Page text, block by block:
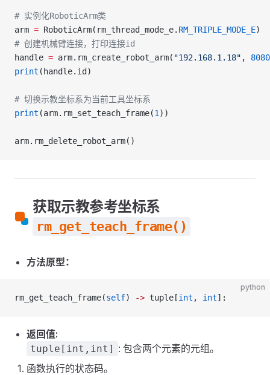
# 实例化RoboticArm类
arm = RoboticArm(rm_thread_mode_e. RM_TRIPLE_MODE_E)
# 创建机械臂连接，打印连接id
handle = arm.rm_create_robot_arm( "192.168.1.18" , 8080
print (handle.id)
# 切换示教坐标系为当前工具坐标系
print (arm.rm_set_teach_frame(1 ))
arm.rm_delete_robot_arm()
获取示教参考坐标系
rm_get_teach_frame()
方法原型：
python
rm_get_teach_frame(self) -> tuple[int , int]:
返回值:
tuple[int,int] : 包含两个元素的元组。
函数执行的状态码。